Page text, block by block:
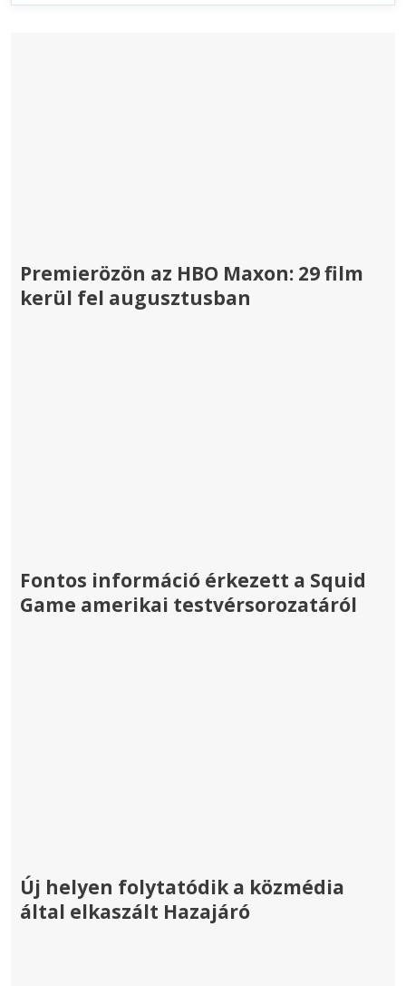
Premierözön az HBO Maxon: 29 film
kerül fel augusztusban
Fontos információ érkezett a Squid
Game amerikai testvérsorozatáról
Új helyen folytatódik a közmédia
által elkaszált Hazajáró